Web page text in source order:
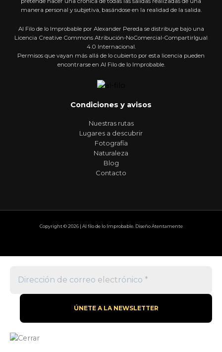
manera personal y subjetiva, basándose en la realidad de la salida.
Al Filo de lo Improbable por Alexander Pereda se distribuye bajo una
Licencia Creative Commons Atribución-NoComercial-CompartirIgual
4.0 Internacional.
Permisos que vayan más allá de lo cubierto por esta licencia pueden
encontrarse en Al Filo de lo Improbable.
Condiciones y avisos
Nuestras rutas
Lugares a descubrir
Fotografía
Naturaleza
Blog
Contacto
Copyright © 2026 | Al filo de lo Improbable. Diseño Atentamente